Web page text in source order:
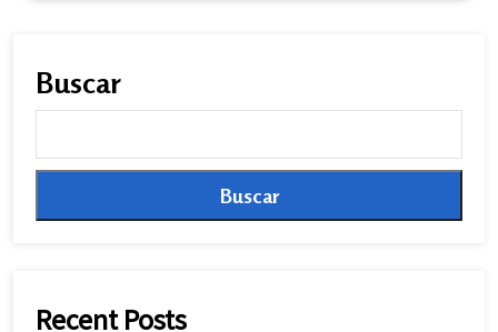
Buscar
Buscar
Recent Posts